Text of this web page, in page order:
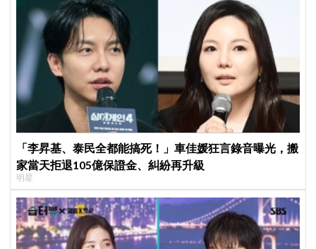
「李昇基、泰民全都能搞死！」車佳媛狂言錄音曝光，搬
家當天拒退105億保證金、糾紛再升級
明星